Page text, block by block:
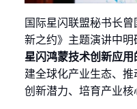
国际星闪联盟秘书长
新之约》主题演讲中明
星闪鸿蒙技术创新应用
建全球化产业生态、
创新潜力、培育产业核